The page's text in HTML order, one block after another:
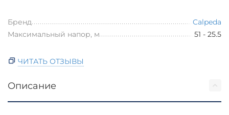
Бренд
Calpeda
Максимальный напор, м
51 - 25.5
ЧИТАТЬ ОТЗЫВЫ
Описание